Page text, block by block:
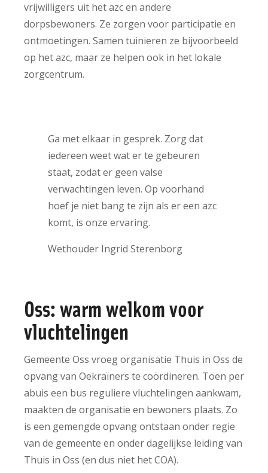
vrijwilligers uit het azc en andere
dorpsbewoners. Ze zorgen voor participatie en
ontmoetingen. Samen tuinieren ze bijvoorbeeld
op het azc, maar ze helpen ook in het lokale
zorgcentrum.
Ga met elkaar in gesprek. Zorg dat
iedereen weet wat er te gebeuren
staat, zodat er geen valse
verwachtingen leven. Op voorhand
hoef je niet bang te zijn als er een azc
komt, is onze ervaring.
Wethouder Ingrid Sterenborg
Oss: warm welkom voor
vluchtelingen
Gemeente Oss vroeg organisatie Thuis in Oss de
opvang van Oekraïners te coördineren. Toen per
abuis een bus reguliere vluchtelingen aankwam,
maakten de organisatie en bewoners plaats. Zo
is een gemengde opvang ontstaan onder regie
van de gemeente en onder dagelijkse leiding van
Thuis in Oss (en dus niet het COA).